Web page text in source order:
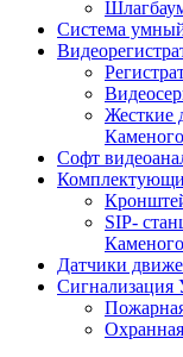
Система
Жесткие
Софт
SIP-
Датчики
Сигнализация